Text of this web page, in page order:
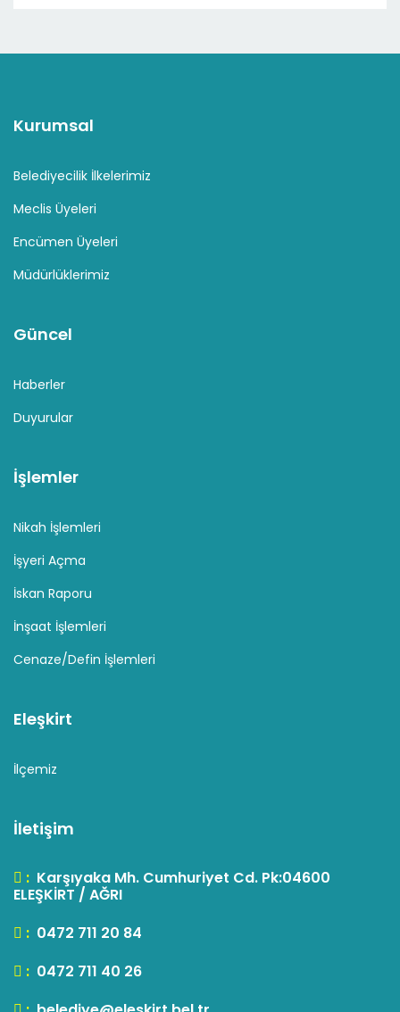
Kurumsal
Belediyecilik İlkelerimiz
Meclis Üyeleri
Encümen Üyeleri
Müdürlüklerimiz
Güncel
Haberler
Duyurular
İşlemler
Nikah İşlemleri
İşyeri Açma
İskan Raporu
İnşaat İşlemleri
Cenaze/Defin İşlemleri
Eleşkirt
İlçemiz
İletişim
: Karşıyaka Mh. Cumhuriyet Cd. Pk:04600
ELEŞKİRT / AĞRI
: 0472 711 20 84
: 0472 711 40 26